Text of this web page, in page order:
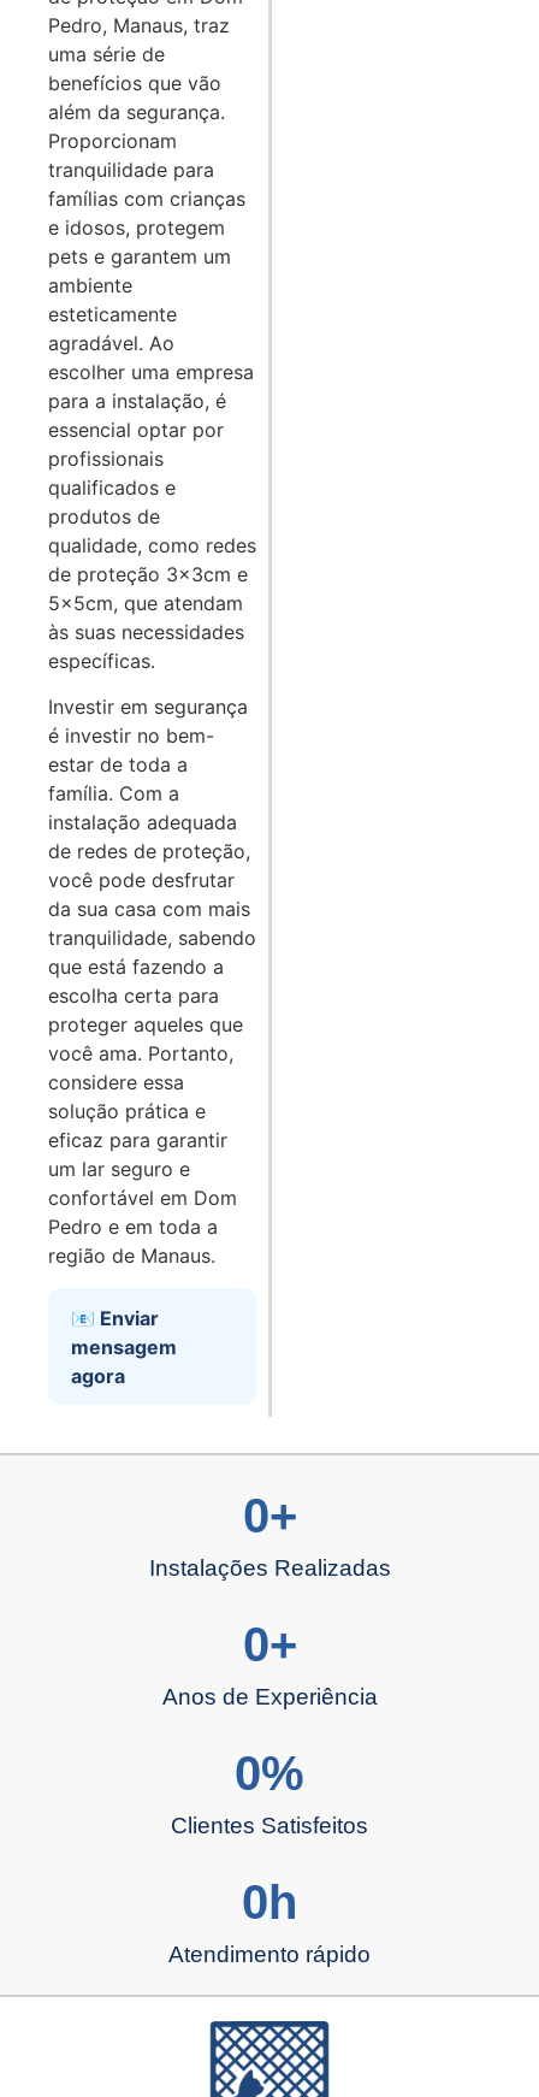
Pedro, Manaus, traz
uma série de
benefícios que vão
além da segurança.
Proporcionam
tranquilidade para
famílias com crianças
e idosos, protegem
pets e garantem um
ambiente
esteticamente
agradável. Ao
escolher uma empresa
para a instalação, é
essencial optar por
profissionais
qualificados e
produtos de
qualidade, como redes
de proteção 3x3cm e
5x5cm, que atendam
às suas necessidades
específicas.
Investir em segurança
é investir no bem-
estar de toda a
família. Com a
instalação adequada
de redes de proteção,
você pode desfrutar
da sua casa com mais
tranquilidade, sabendo
que está fazendo a
escolha certa para
proteger aqueles que
você ama. Portanto,
considere essa
solução prática e
eficaz para garantir
um lar seguro e
confortável em Dom
Pedro e em toda a
região de Manaus.
📧 Enviar
mensagem
agora
Instalações Realizadas
0+
Anos de Experiência
0+
Clientes Satisfeitos
0%
Atendimento rápido
0 h